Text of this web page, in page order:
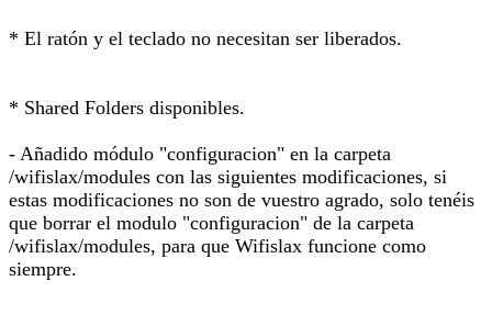
* El ratón y el teclado no necesitan ser liberados.
* Shared Folders disponibles.
- Añadido módulo "configuracion" en la carpeta
/wifislax/modules con las siguientes modificaciones, si
estas modificaciones no son de vuestro agrado, solo tenéis
que borrar el modulo "configuracion" de la carpeta
/wifislax/modules, para que Wifislax funcione como
siempre.